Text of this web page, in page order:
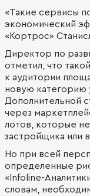
«Такие сервисы
экономический
«Кортрос»
Директор по
отметил, что
к аудитории
новую категорию
Дополнительной
через
лотов, которые
застройщика или
Но при всей
определенные
«Infoline-
словам,